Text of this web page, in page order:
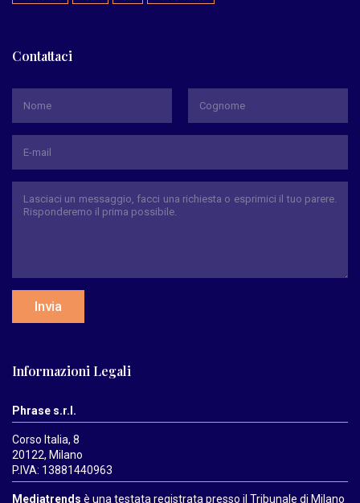
Contattaci
Invia
Informazioni Legali
Phrase s.r.l.
Corso Italia, 8
20122, Milano
P.IVA: 13881440963
Mediatrends è una testata registrata presso il Tribunale di Milano